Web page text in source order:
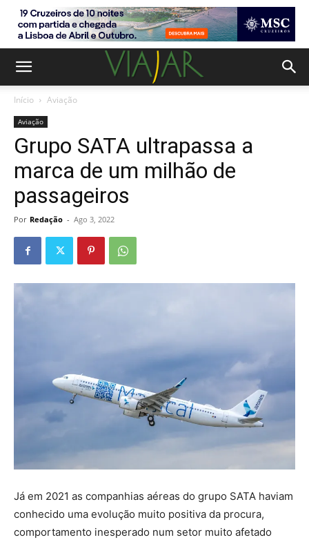
Início Aviação
Aviação
Grupo SATA ultrapassa a
marca de um milhão de
passageiros
Por Redação - Ago 3, 2022
Já em 2021 as companhias aéreas do grupo SATA haviam
conhecido uma evolução muito positiva da procura,
comportamento inesperado num setor muito afetado